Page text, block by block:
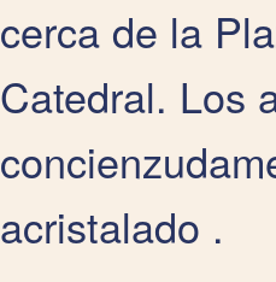
cerca de la
Catedral. Los
acristalado .